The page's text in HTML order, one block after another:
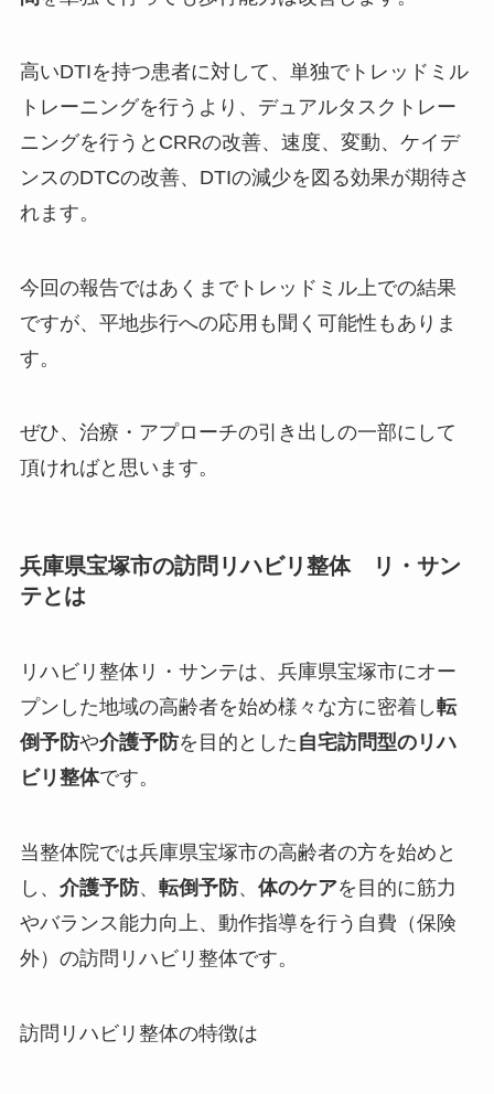
高いDTIを持つ患者に対して、単独でトレッドミル
トレーニングを行うより、デュアルタスクトレー
ニングを行うと CRRの改善、速度、変動、ケイデ
ンスのDTCの改善、DTIの減少を図る効果が期待さ
れます。
今回の報告ではあくまでトレッドミル上での結果
ですが、平地歩行への応用も聞く可能性もありま
す。
ぜひ、治療・アプローチの引き出しの一部にして
頂ければと思います。
兵庫県宝塚市の訪問リハビリ整体 リ・サン
テとは
リハビリ整体リ・サンテは、兵庫県宝塚市にオー
プンした地域の高齢者を始め様々な方に密着し転
倒予防や介護予防を目的とした 自宅訪問型のリハ
ビリ整体です。
当整体院では兵庫県宝塚市の高齢者の方を始めと
し、 介護予防、 転倒予防、 体のケアを目的に筋力
やバランス能力向上、動作指導を行う 自費（保険
外） の訪問リハビリ整体です。
訪問リハビリ整体の特徴は